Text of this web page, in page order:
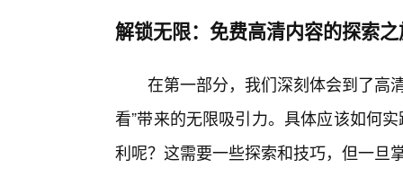
解锁无限：免费高清内容的探索
在第一部分，我们深刻体会到了高
看”带来的无限吸引力。具体应该如何
利呢？这需要一些探索和技巧，但一旦